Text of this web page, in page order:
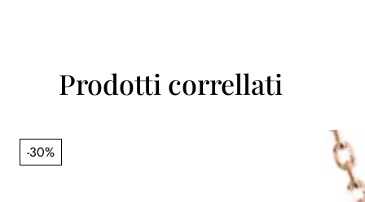
Prodotti correllati
-30%